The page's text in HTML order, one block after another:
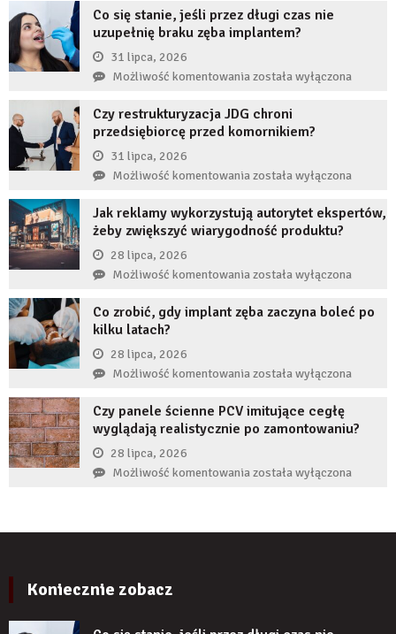
Co się stanie, jeśli przez długi czas nie
uzupełnię braku zęba implantem?
31 lipca, 2026
Możliwość komentowaniaCo
stanie,
jeśli
długi
uzupełnię
implantem?
została wyłączona
Czy restrukturyzacja JDG chroni
przedsiębiorcę przed komornikiem?
31 lipca, 2026
Możliwość komentowaniaCzy
JDG
chroni
przed
komornikiem?
została wyłączona
Jak reklamy wykorzystują autorytet ekspertów,
żeby zwiększyć wiarygodność produktu?
28 lipca, 2026
Możliwość komentowaniaJak
wykorzystują
żeby
zwiększyć
wiarygodność
produktu?
została wyłączona
Co zrobić, gdy implant zęba zaczyna boleć po
kilku latach?
28 lipca, 2026
Możliwość komentowaniaCo
gdy
implant
zaczyna
została wyłączona
Czy panele ścienne PCV imitujące cegłę
wyglądają realistycznie po zamontowaniu?
28 lipca, 2026
Możliwość komentowaniaCzy
została wyłączona
Koniecznie zobacz